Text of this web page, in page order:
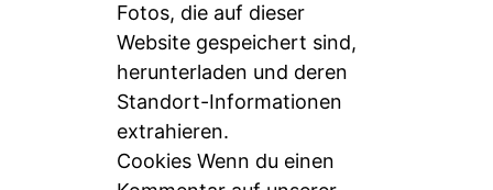
Fotos, die auf dieser
Website gespeichert sind,
herunterladen und deren
Standort-Informationen
extrahieren.
Cookies Wenn du einen